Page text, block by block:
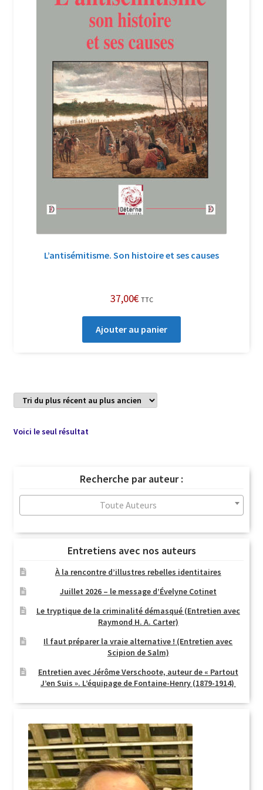
Login Customizer
Nous Contacter
Politique de confidentialité et cookies
Qui sommes-nous ?
Soutien à Philippe Randa
Suivi de la Commande
L’antisémitisme. Son histoire et ses causes
37,00€ TTC
Ajouter au panier
Voici le seul résultat
Recherche par auteur :
Toute Auteurs
Entretiens avec nos auteurs
À la rencontre d’illustres rebelles identitaires
Juillet 2026 – le message d’Évelyne Cotinet
Le tryptique de la criminalité démasqué (Entretien avec
Raymond H. A. Carter)
Il faut préparer la vraie alternative ! (Entretien avec
Scipion de Salm)
Entretien avec Jérôme Verschoote, auteur de « Partout
J’en Suis ». L’équipage de Fontaine-Henry (1879-1914)